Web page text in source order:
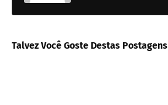
Talvez Você Goste Destas Postagens